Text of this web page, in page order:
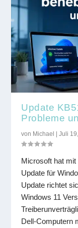
Update
Probleme
von Michael |Juli
Microsoft hat
Update für
Update richtet
Windows 11
Dell-Computern